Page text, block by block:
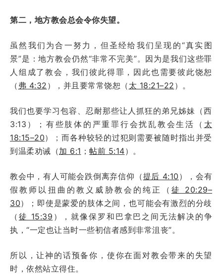
第二，地方教会总会令你失望。
虽然我们为合一努力，但圣经给我们呈现的“真实图
景”是：地方教会仍然“非常不完美”。因为是我们这些罪
人组成了教会，我们彼此得罪，因此也需要彼此饶恕
（ 弗 4:32 ），并且要常常饶恕（ 太 18:21–22 ）。
我们也要学习包容、忍耐那些让人抓狂的弟兄姊妹（西
3:13）；有些肢体的严重罪行会扰乱教会生活（ 太
18:15–20）；而各种较轻的过犯则需要被随时指出并受
到温柔劝诫（加 6:1 ； 帖前 5:14）。
教会中，有人可能会跌倒离弃信仰（提后 4:10 ），会有
假教师以扭曲的教义威胁教会的纯正（ 徒 20:29–
30）；即使是蒙爱的肢体之间，也可能会有激烈的分歧
（ 徒 15:39 ），就像保罗和巴拿巴之间无法解决的争
执，“一定也让当时一些初信者感到非常沮丧”。
所以，让神的话预备你，使你在面对教会带来的失望
时，依然站立得住。